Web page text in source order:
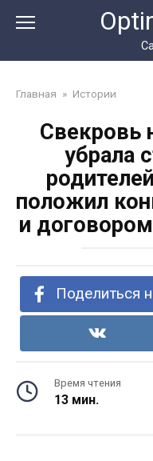
Главная » Истории
Свекровь
убрала
положил
и
Поделиться
Время чтения
13 мин.